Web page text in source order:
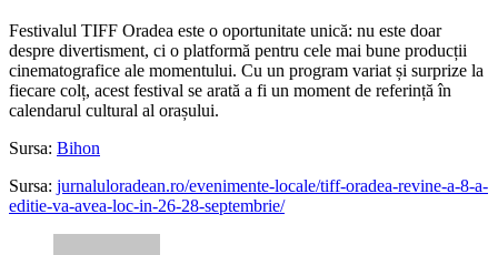
Festivalul TIFF Oradea este o oportunitate unică: nu este doar
despre divertisment, ci o platformă pentru cele mai bune producții
cinematografice ale momentului. Cu un program variat și surprize la
fiecare colț, acest festival se arată a fi un moment de referință în
calendarul cultural al orașului.
Sursa: Bihon
Sursa: jurnaluloradean.ro/evenimente-locale/tiff-oradea-revine-a-8-a-
editie-va-avea-loc-in-26-28-septembrie/